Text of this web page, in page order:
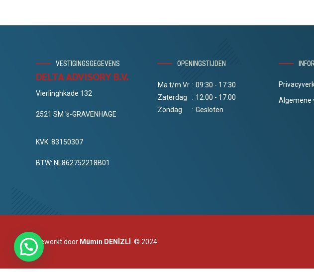
VESTIGINGSGEGEVENS
DELTA ADVISORY B.V.
Vierlinghkade 132
2521 SM 's-GRAVENHAGE
KVK: 83150307
BTW: NL862752218B01
OPENINGSTIJDEN
Ma t/m Vr : 09:30 - 17:30
Zaterdag
: 12:00 - 17:00
Zondag
: Gesloten
Algemene
Bewerkt door Mümin DENİZLİ . © 2024